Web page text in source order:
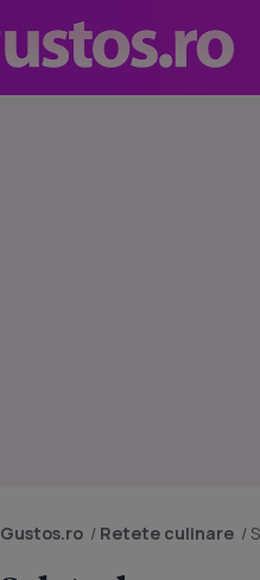
Gustos.ro / Retete culinare /